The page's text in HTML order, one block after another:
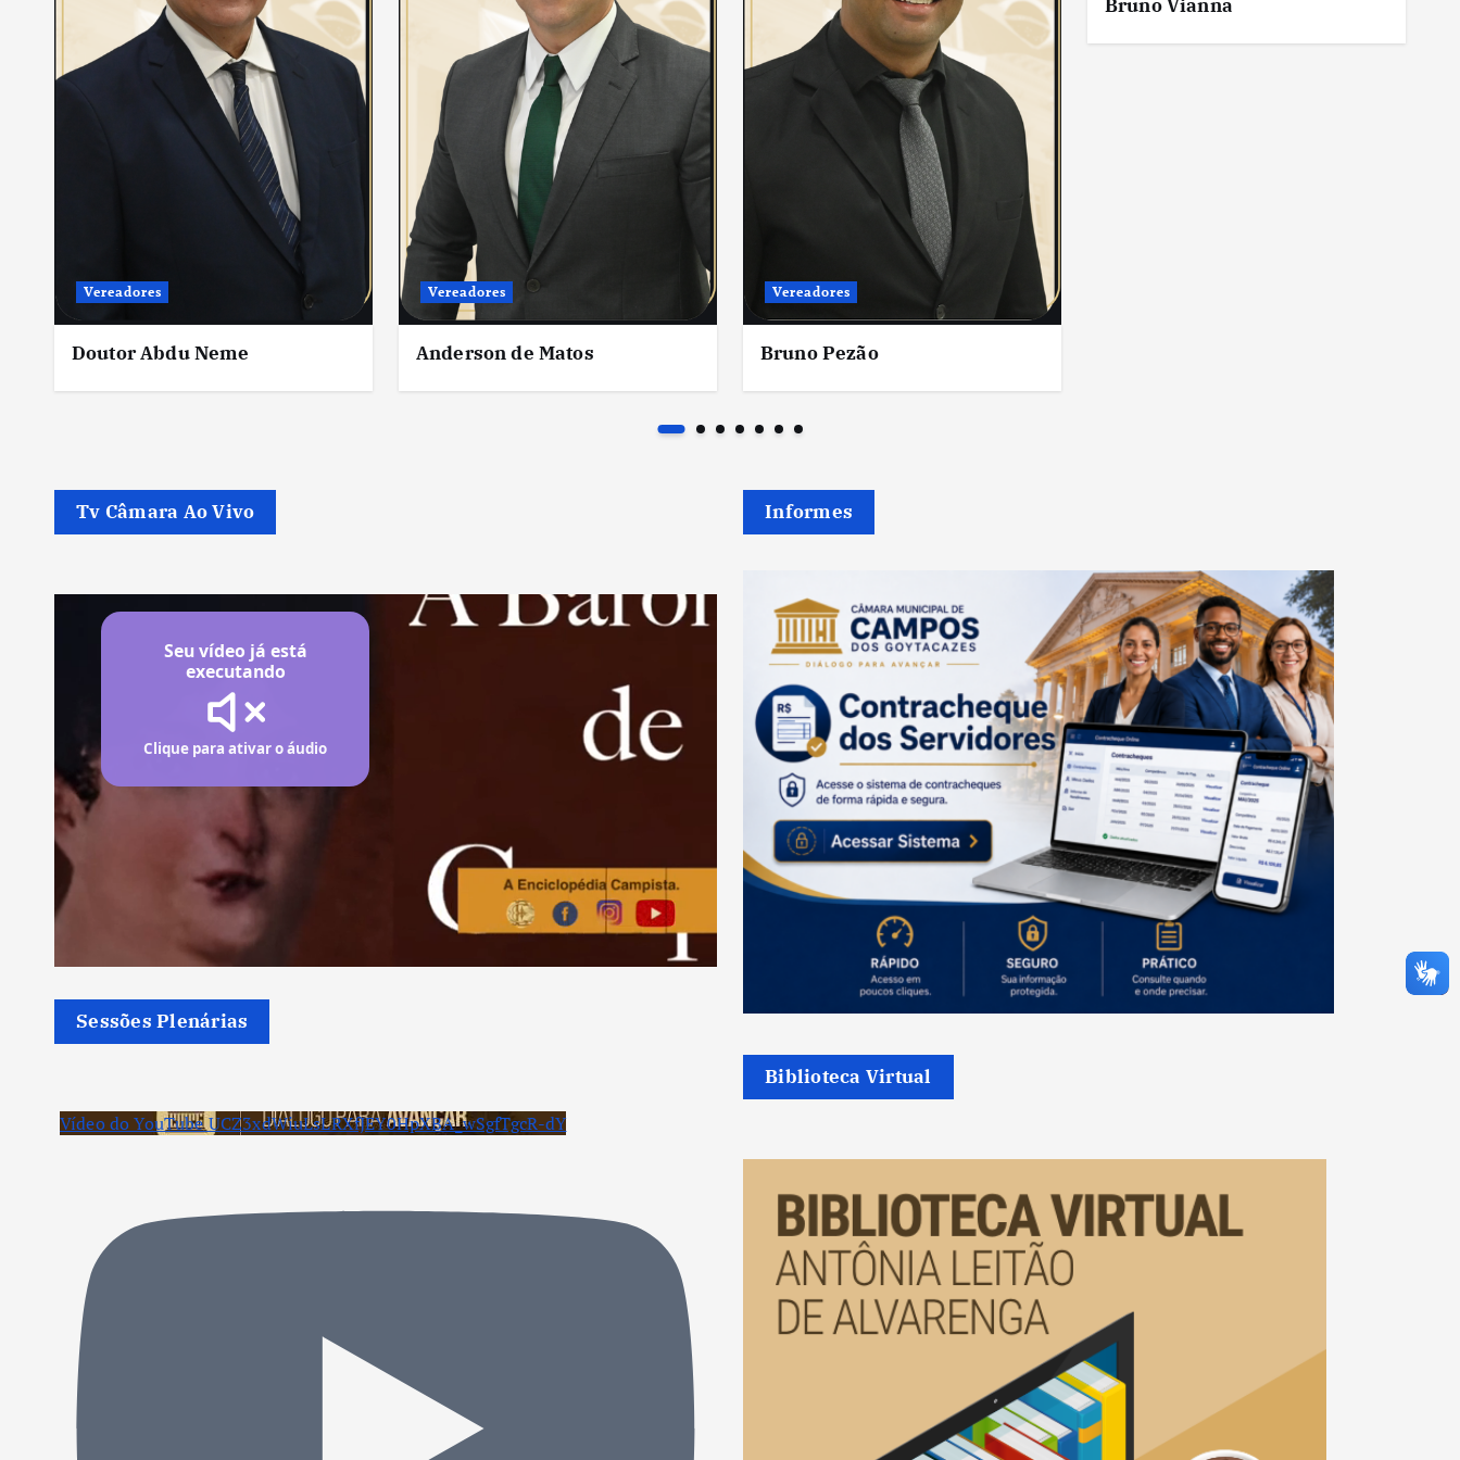
Vereadores
Doutor Abdu Neme
Vereadores
Anderson de Matos
Vereadores
Bruno Pezão
Bruno Vianna
Tv Câmara Ao Vivo
Sessões Plenárias
Vídeo do YouTube UCZ3xdWiuLsLRXfJEY0HpXBA_wSgfTgcR-dY
Informes
Biblioteca Virtual